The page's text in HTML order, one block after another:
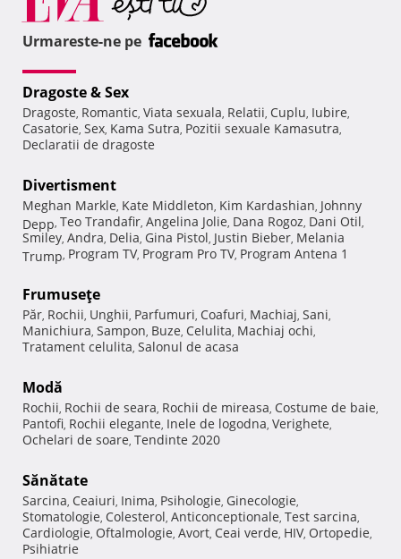
Urmareste-ne pe
Dragoste & Sex
Dragoste, Romantic, Viata sexuala, Relatii, Cuplu, Iubire,
Casatorie, Sex, Kama Sutra, Pozitii sexuale Kamasutra,
Declaratii de dragoste
Divertisment
Meghan Markle, Kate Middleton, Kim Kardashian, Johnny
Depp, Teo Trandafir, Angelina Jolie, Dana Rogoz, Dani Otil,
Smiley, Andra, Delia, Gina Pistol, Justin Bieber, Melania
Trump, Program TV, Program Pro TV, Program Antena 1
Frumuseţe
Păr, Rochii, Unghii, Parfumuri, Coafuri, Machiaj, Sani,
Manichiura, Sampon, Buze, Celulita, Machiaj ochi,
Tratament celulita, Salonul de acasa
Modă
Rochii, Rochii de seara, Rochii de mireasa, Costume de baie,
Pantofi, Rochii elegante, Inele de logodna, Verighete,
Ochelari de soare, Tendinte 2020
Sănătate
Sarcina, Ceaiuri, Inima, Psihologie, Ginecologie,
Stomatologie, Colesterol, Anticonceptionale, Test sarcina,
Cardiologie, Oftalmologie, Avort, Ceai verde, HIV, Ortopedie,
Psihiatrie